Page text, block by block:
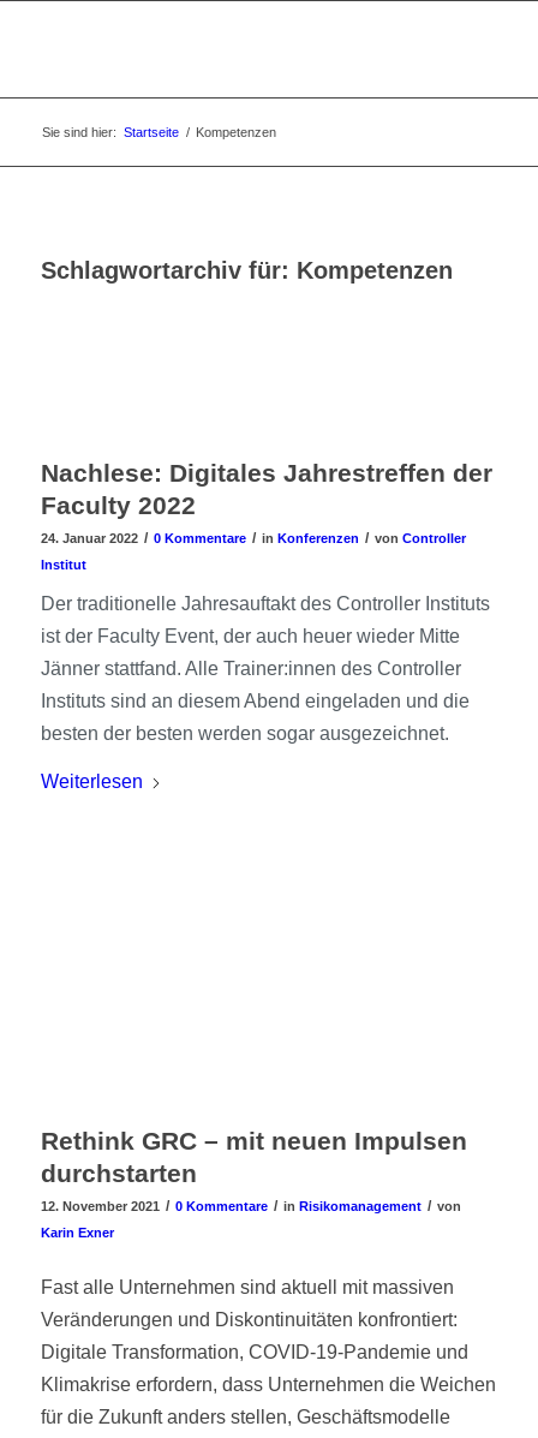
Sie sind hier: Startseite / Kompetenzen
Schlagwortarchiv für: Kompetenzen
Nachlese: Digitales Jahrestreffen der
Faculty 2022
24. Januar 2022 / 0 Kommentare / in Konferenzen / von Controller
Institut
Der traditionelle Jahresauftakt des Controller Instituts
ist der Faculty Event, der auch heuer wieder Mitte
Jänner stattfand. Alle Trainer:innen des Controller
Instituts sind an diesem Abend eingeladen und die
besten der besten werden sogar ausgezeichnet.
Weiterlesen
Rethink GRC – mit neuen Impulsen
durchstarten
12. November 2021 / 0 Kommentare / in Risikomanagement / von
Karin Exner
Fast alle Unternehmen sind aktuell mit massiven
Veränderungen und Diskontinuitäten konfrontiert:
Digitale Transformation, COVID-19-Pandemie und
Klimakrise erfordern, dass Unternehmen die Weichen
für die Zukunft anders stellen, Geschäftsmodelle